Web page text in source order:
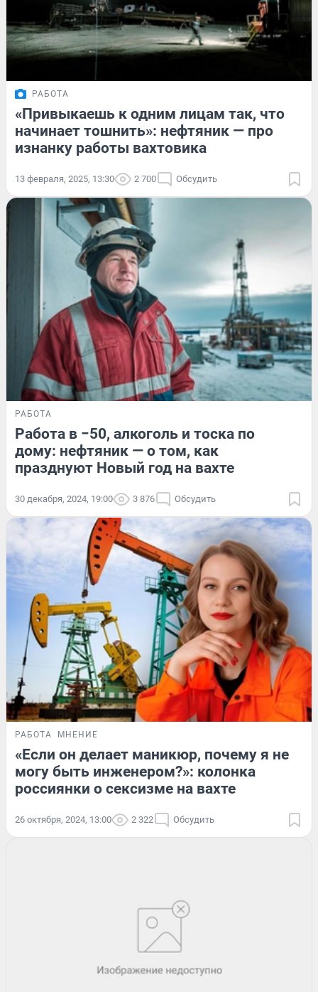
РАБОТА
«Привыкаешь к одним лицам так, что
начинает тошнить»: нефтяник — про
изнанку работы вахтовика
13 февраля, 2025, 13:30 2 700 Обсудить
РАБОТА
Работа в −50, алкоголь и тоска по
дому: нефтяник — о том, как
празднуют Новый год на вахте
30 декабря, 2024, 19:00 3 876 Обсудить
РАБОТА МНЕНИЕ
«Если он делает маникюр, почему я не
могу быть инженером?»: колонка
россиянки о сексизме на вахте
26 октября, 2024, 13:00 2 322 Обсудить